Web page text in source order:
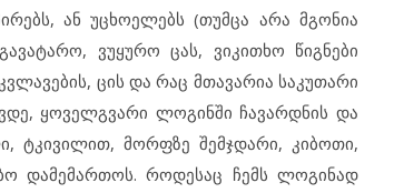
ან უცხოელებს (თუმცა არა მგონია
ვუყურო ცას, ვიკითხო წიგნები
ცის და რაც მთავარია საკუთარი
ყოველგვარი ლოგინში ჩავარდნის და
ტკივილით, მორფზე შემჯდარი, კიბოთი,
დამემართოს. როდესაც ჩემს ლოგინად